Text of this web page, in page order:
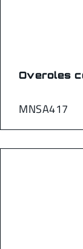
MNSA417
Overoles